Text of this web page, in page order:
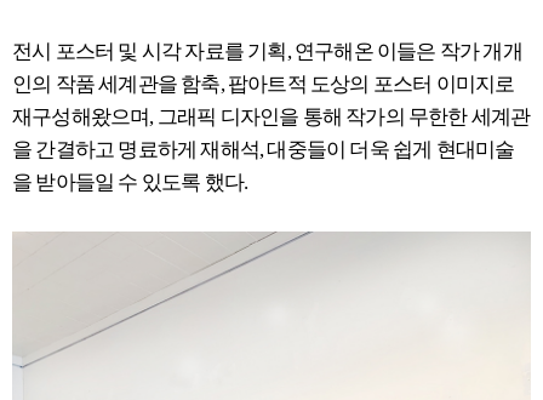
전시 포스터 및 시각 자료를 기획, 연구해온 이들은 작가 개개
인의 작품 세계관을 함축, 팝아트적 도상의 포스터 이미지로
재구성해왔으며, 그래픽 디자인을 통해 작가의 무한한 세계관
을 간결하고 명료하게 재해석, 대중들이 더욱 쉽게 현대미술
을 받아들일 수 있도록 했다.